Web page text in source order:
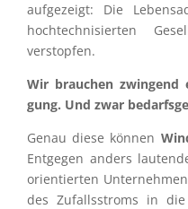
aufge­zeigt: Die
hochtech­ni­sier­ten
verstopfen.
Wir brauchen zwingend
gung. Und zwar
Genau diese können
Entge­gen anders
ori­en­tier­ten
des Zufalls­stroms in